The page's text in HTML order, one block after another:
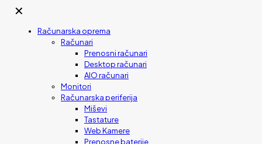
✕
Računarska oprema
Računari
Prenosni računari
Desktop računari
AIO računari
Monitori
Računarska periferija
Miševi
Tastature
Web Kamere
Prenosne baterije